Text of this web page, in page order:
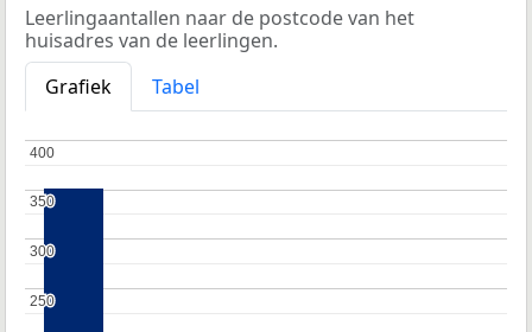
Leerlingaantallen naar de postcode van het
huisadres van de leerlingen.
Grafiek
Tabel
250
250
300
300
350
350
400
400